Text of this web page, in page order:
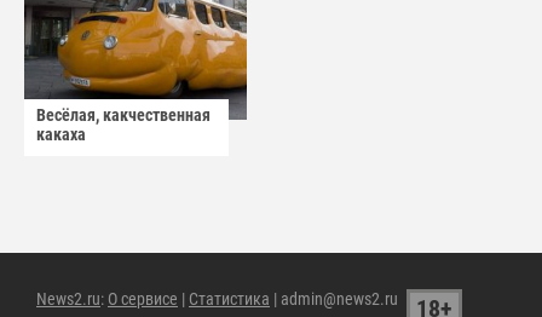
Весёлая, какчественная
какаха
News2.ru: О сервисе | Статистика | admin@news2.ru 18+